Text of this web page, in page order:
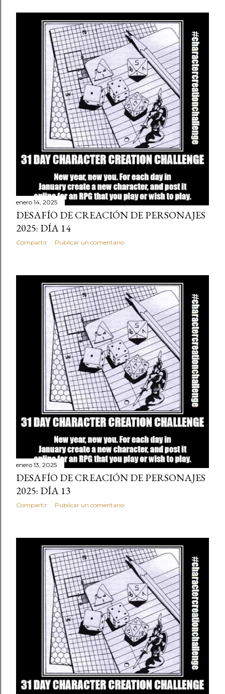
enero 14, 2025
DESAFÍO DE CREACIÓN DE PERSONAJES
2025: DÍA 14
Compartir Publicar un comentario
enero 13, 2025
DESAFÍO DE CREACIÓN DE PERSONAJES
2025: DÍA 13
Compartir Publicar un comentario